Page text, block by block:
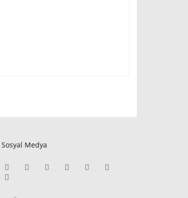
Sosyal Medya